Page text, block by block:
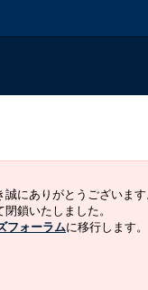
にありがとうございます
鎖いたしました。
フォーラムに移行します。